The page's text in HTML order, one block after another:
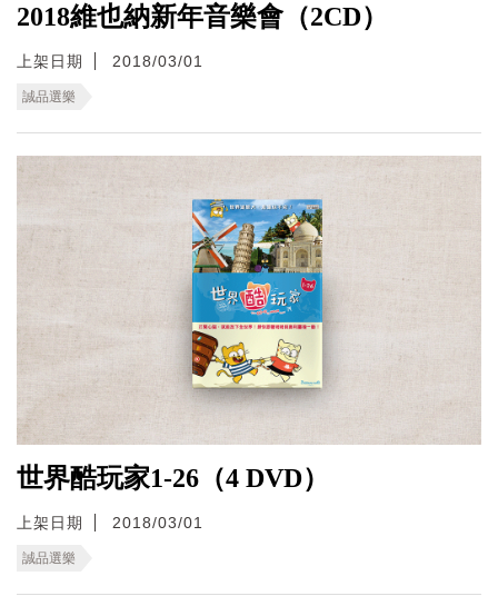
2018維也納新年音樂會（2CD）
上架日期 2018/03/01
誠品選樂
世界酷玩家1-26（4 DVD）
上架日期 2018/03/01
誠品選樂